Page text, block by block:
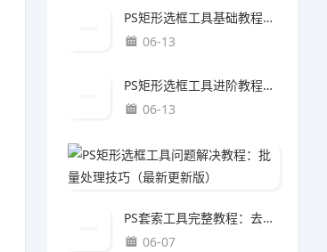
PS矩形选框工具基础教程：质感提升方法（最新更新版）
06-13
PS矩形选框工具进阶教程：海报设计方法（最新更新版）
06-13
PS套索工具完整教程：去水印方法（最新更新版）
06-07